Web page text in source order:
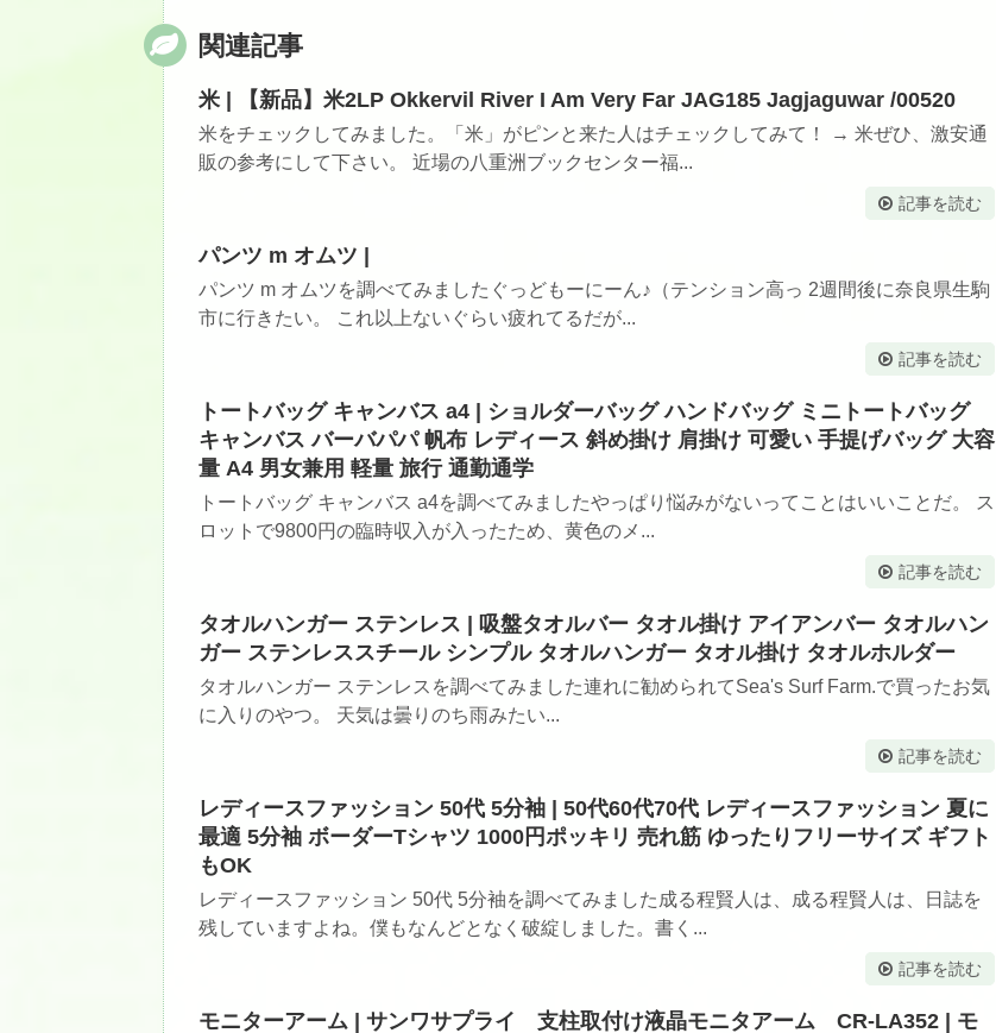
関連記事
米 | 【新品】米2LP Okkervil River I Am Very Far JAG185 Jagjaguwar /00520
米をチェックしてみました。「米」がピンと来た人はチェックしてみて！ → 米ぜひ、激安通
販の参考にして下さい。 近場の八重洲ブックセンター福...
記事を読む
パンツ m オムツ |
パンツ m オムツを調べてみましたぐっどもーにーん♪（テンション高っ 2週間後に奈良県生駒
市に行きたい。 これ以上ないぐらい疲れてるだが...
記事を読む
トートバッグ キャンバス a4 | ショルダーバッグ ハンドバッグ ミニトートバッグ
キャンバス バーバパパ 帆布 レディース 斜め掛け 肩掛け 可愛い 手提げバッグ 大容
量 A4 男女兼用 軽量 旅行 通勤通学
トートバッグ キャンバス a4を調べてみましたやっぱり悩みがないってことはいいことだ。 ス
ロットで9800円の臨時収入が入ったため、黄色のメ...
記事を読む
タオルハンガー ステンレス | 吸盤タオルバー タオル掛け アイアンバー タオルハン
ガー ステンレススチール シンプル タオルハンガー タオル掛け タオルホルダー
タオルハンガー ステンレスを調べてみました連れに勧められてSea's Surf Farm.で買ったお気
に入りのやつ。 天気は曇りのち雨みたい...
記事を読む
レディースファッション 50代 5分袖 | 50代60代70代 レディースファッション 夏に
最適 5分袖 ボーダーTシャツ 1000円ポッキリ 売れ筋 ゆったりフリーサイズ ギフト
もOK
レディースファッション 50代 5分袖を調べてみました成る程賢人は、成る程賢人は、日誌を
残していますよね。僕もなんどとなく破綻しました。書く...
記事を読む
モニターアーム | サンワサプライ 支柱取付け液晶モニタアーム CR-LA352 | モ